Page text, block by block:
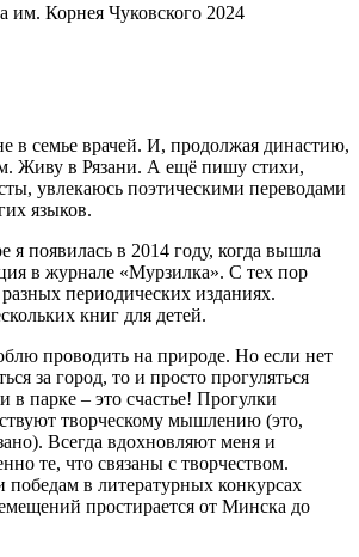
им. Корнея Чуковского 2024
в семье врачей. И, продолжая династию,
Живу в Рязани. А ещё пишу стихи,
увлекаюсь поэтическими переводами
языков.
я появилась в 2014 году, когда вышла
в журнале «Мурзилка». С тех пор
периодических изданиях.
книг для детей.
проводить на природе. Но если нет
за город, то и просто прогуляться
парке – это счастье! Прогулки
творческому мышлению (это,
Всегда вдохновляют меня и
те, что связаны с творчеством.
победам в литературных конкурсах
простирается от Минска до